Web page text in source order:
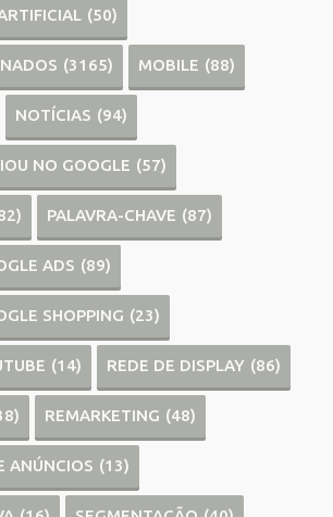
(50)
(3165) MOBILE (88)
NOTÍCIAS (94)
NO GOOGLE (57)
PALAVRA-CHAVE (87)
ADS (89)
SHOPPING (23)
(14) REDE DE DISPLAY (86)
REMARKETING (48)
ANÚNCIOS (13)